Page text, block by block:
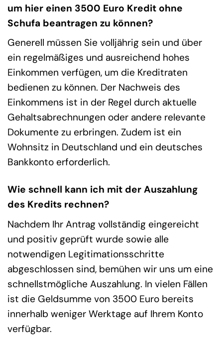
um hier einen 3500 Euro Kredit ohne
Schufa beantragen zu können?
Generell müssen Sie volljährig sein und über
ein regelmäßiges und ausreichend hohes
Einkommen verfügen, um die Kreditraten
bedienen zu können. Der Nachweis des
Einkommens ist in der Regel durch aktuelle
Gehaltsabrechnungen oder andere relevante
Dokumente zu erbringen. Zudem ist ein
Wohnsitz in Deutschland und ein deutsches
Bankkonto erforderlich.
Wie schnell kann ich mit der Auszahlung
des Kredits rechnen?
Nachdem Ihr Antrag vollständig eingereicht
und positiv geprüft wurde sowie alle
notwendigen Legitimationsschritte
abgeschlossen sind, bemühen wir uns um eine
schnellstmögliche Auszahlung. In vielen Fällen
ist die Geldsumme von 3500 Euro bereits
innerhalb weniger Werktage auf Ihrem Konto
verfügbar.